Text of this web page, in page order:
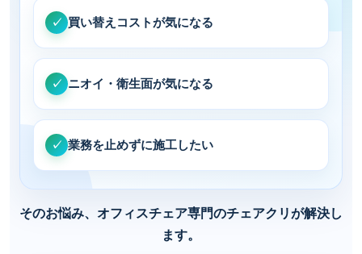
✓ 買い替えコストが気になる
✓ ニオイ・衛生面が気になる
✓ 業務を止めずに施工したい
そのお悩み、オフィスチェア専門のチェアクリが解決し
ます。